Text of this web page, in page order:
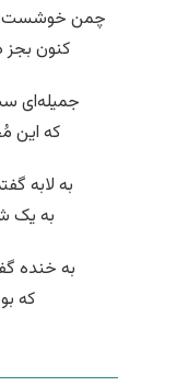
چمن خوشست
کنون
جمیله‌ای
که این
به لابه
به یک
به خنده
که